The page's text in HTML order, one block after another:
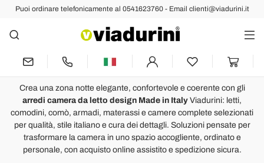
Puoi ordinare telefonicamente al 0541623760 - Email clienti@viadurini.it
Arredamento Camera da Letto di
Recensioni : Voto medio : 5,0
Guanciale Ergonomico in Memory Foam Alto 11 cm Made in Italy,
2 Pezzi– Gelsomino
Almofada excelente.
Crea una zona notte elegante, confortevole e coerente con gli
arredi camera da letto design Made in Italy Viadurini: letti,
comodini, comò, armadi, materassi e camere complete selezionati
per qualità, stile italiano e cura dei dettagli. Soluzioni pensate per
trasformare la camera in uno spazio accogliente, ordinato e
personale, con acquisto online assistito e spedizione sicura.